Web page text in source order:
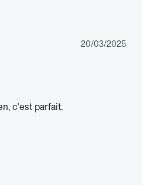
20/03/2025
c'est parfait.